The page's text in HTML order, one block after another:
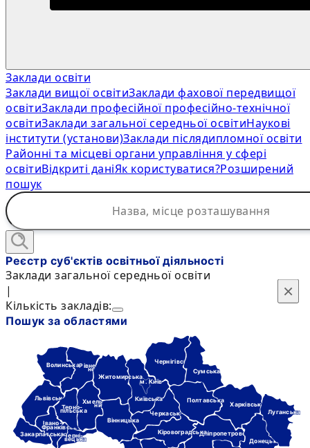
Заклади освіти
Заклади вищої освітиЗаклади фахової передвищої
освітиЗаклади професійної професійно-технічної
освітиЗаклади загальної середньої освітиНаукові
інститути (установи)Заклади післядипломної освіти
Районні та місцеві органи управління у сфері
освітиВідкриті даніЯк користуватися?Розширений
пошук
×
Реєстр суб'єктів освітньої діяльності
Заклади загальної середньої освіти
|
Кількість закладів:
Пошук за областями
Черкаська
Чернігівська
Черні-
вецька
Дніпропетровська
Донецька
Івано-
Франківська
Харківська
Хмель-
ницька
Кіровоградська
Київська
м. Київ
Луганська
Львівська Полтавська
Рівне-
нська Сумська
Терно-
пільська
Вінницька
Волинська
Закарпатська
Житомирська
×